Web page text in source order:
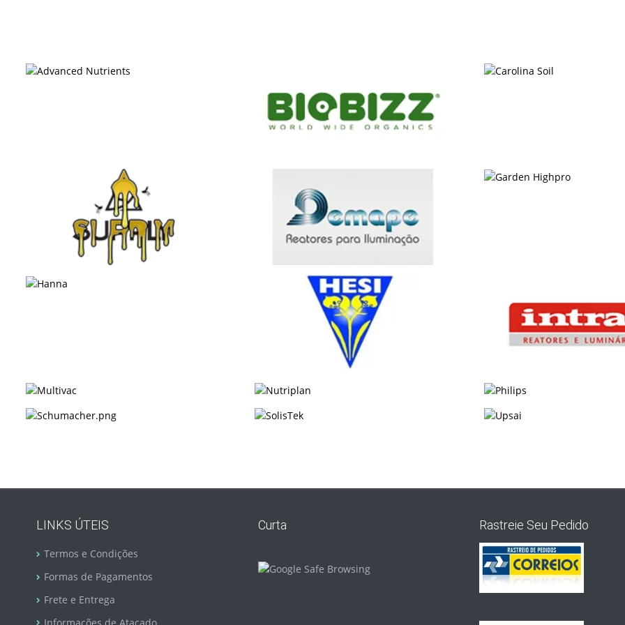
LINKS ÚTEIS
Termos e Condições
Formas de Pagamentos
Frete e Entrega
Informações de Atacado
Curta Rastreie Seu Pedido